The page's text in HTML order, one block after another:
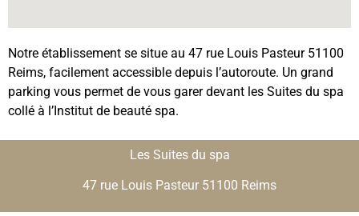
Notre établissement se situe au 47 rue Louis Pasteur 51100
Reims, facilement accessible depuis l’autoroute. Un grand
parking vous permet de vous garer devant les Suites du spa
collé à l’Institut de beauté spa.
Les Suites du spa
47 rue Louis Pasteur 51100 Reims